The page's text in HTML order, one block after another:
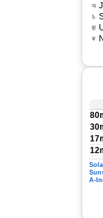
♃
♄
♅
♆
A-